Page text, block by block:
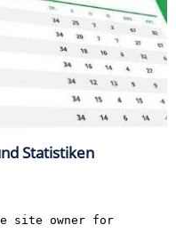
Statistiken